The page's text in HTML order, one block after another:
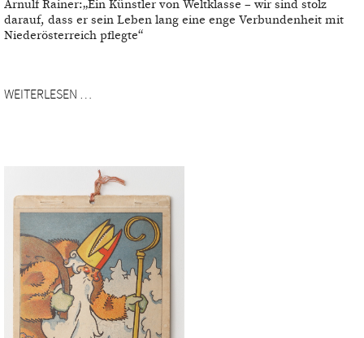
Arnulf Rainer:„Ein Künstler von Weltklasse – wir sind stolz
darauf, dass er sein Leben lang eine enge Verbundenheit mit
Niederösterreich pflegte“
WEITERLESEN …